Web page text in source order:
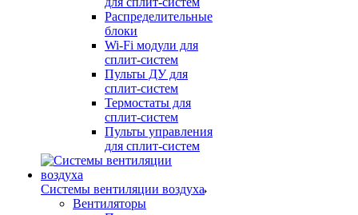
Распределительные
блоки
Wi-Fi модули для
сплит-систем
Пульты ДУ для
сплит-систем
Термостаты для
сплит-систем
Пульты управления
для сплит-систем
Системы вентиляции воздуха
Вентиляторы